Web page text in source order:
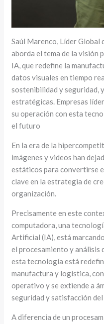
Saúl Marenco, Líder Global
aborda el tema de la visión
IA, que redefine la
datos visuales en tiempo
sostenibilidad y seguridad,
estratégicas. Empresas
su operación con esta
el futuro
En la era de la
imágenes y videos han
estáticos para convertirse
clave en la estrategia de
organización.
Precisamente en este
computadora, una
Artificial (IA), está
el procesamiento y análisis
esta tecnología está
manufactura y logística,
operativo y se extiende a
seguridad y satisfacción
A diferencia de un